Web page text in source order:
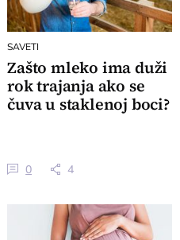
SAVETI
Zašto mleko ima duži
rok trajanja ako se
čuva u staklenoj boci?
0 4